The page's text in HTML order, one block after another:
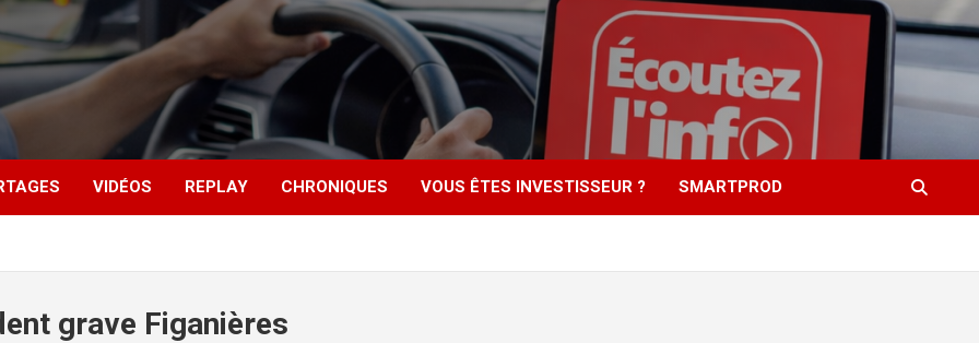
VIDÉOS REPLAY CHRONIQUES VOUS ÊTES INVESTISSEUR ? SMARTPROD
grave Figanières